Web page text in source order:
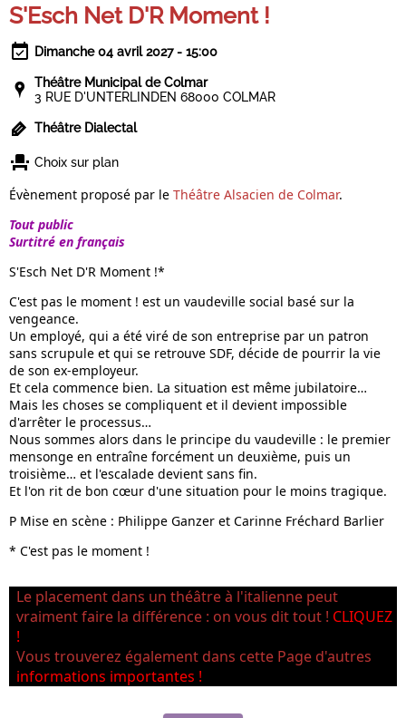
S'Esch Net D'R Moment !
Dimanche 04 avril 2027 - 15:00
Théâtre Municipal de Colmar
3 RUE D'UNTERLINDEN 68000 COLMAR
Théâtre Dialectal
Choix sur plan
Évènement proposé par leThéâtre Alsacien de Colmar.
Tout public
Surtitré en français
S'Esch Net D'R Moment !*
C'est pas le moment ! est un vaudeville social basé sur la
vengeance.
Un employé, qui a été viré de son entreprise par un patron
sans scrupule et qui se retrouve SDF, décide de pourrir la vie
de son ex-employeur.
Et cela commence bien. La situation est même jubilatoire…
Mais les choses se compliquent et il devient impossible
d'arrêter le processus…
Nous sommes alors dans le principe du vaudeville : le premier
mensonge en entraîne forcément un deuxième, puis un
troisième… et l'escalade devient sans fin.
Et l'on rit de bon cœur d'une situation pour le moins tragique.
PMise en scène : Philippe Ganzer et Carinne Fréchard Barlier
* C'est pas le moment !
Le placement dans un théâtre à l'italienne peut
vraiment faire la différence : on vous dit tout ! CLIQUEZ
!
Vous trouverez également dans cette Page d'autres
informations importantes !